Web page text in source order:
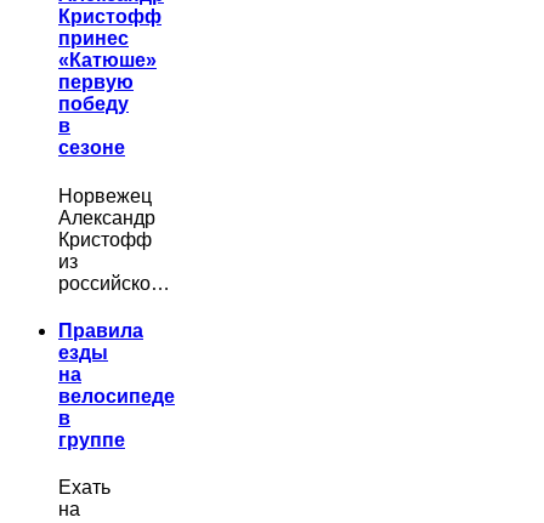
Кристофф
принес
«Катюше»
первую
победу
в
сезоне
Норвежец
Александр
Кристофф
из
российско…
Правила
езды
на
велосипеде
в
группе
Ехать
на